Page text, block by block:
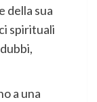
della sua
spirituali
a una